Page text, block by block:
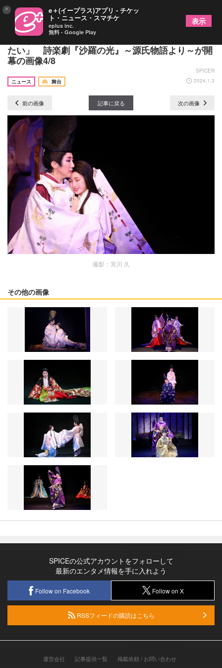
紅ゆずる「光源氏と私自身がリンクするように演じ
たい」 詩楽劇『沙羅の光』～源氏物語より～が開
幕の画像4/8
SPICER
ニュース
舞台 2024.1.3
前の画像 記事に戻る 次の画像
撮影：宮川 久
その他の画像
SPICEの公式アカウントをフォローして
最新のエンタメ情報を手に入れよう
Follow on Facebook Follow on X
RSSフィードの購読はこちら
運営会社 記事提供一覧 掲載依頼 / お問い合わせ
× e＋(イープラス)アプリ - チケッ
ト・ニュース・スマチケ
eplus inc.
無料 - Google Play
表示